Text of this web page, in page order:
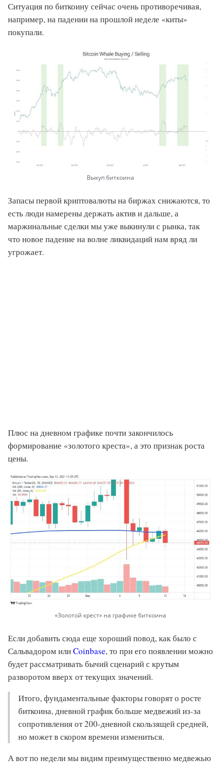
Ситуация по биткоину сейчас очень противоречивая,
например, на падении на прошлой неделе «киты»
покупали.
Выкуп биткоина
Запасы первой криптовалюты на биржах снижаются, то
есть люди намерены держать актив и дальше, а
маржинальные сделки мы уже выкинули с рынка, так
что новое падение на волне ликвидаций нам вряд ли
угрожает.
Плюс на дневном графике почти закончилось
формирование «золотого креста», а это признак роста
цены.
«Золотой крест» на графике биткоина
Если добавить сюда еще хороший повод, как было с
Сальвадором илиCoinbase, то при его появлении можно
будет рассматривать бычий сценарий с крутым
разворотом вверх от текущих значений.
Итого, фундаментальные факторы говорят о росте
биткоина, дневной график больше медвежий из-за
сопротивления от 200-дневной скользящей средней,
но может в скором времени измениться.
А вот по недели мы видим преимущественно медвежью